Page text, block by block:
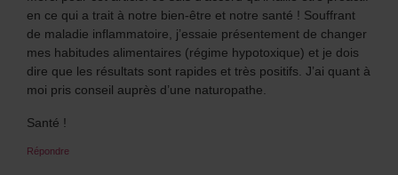
en ce qui a trait à notre bien-être et notre santé ! Souffrant
de maladie inflammatoire, j’essaie présentement de changer
mes habitudes alimentaires (régime hypotoxique) et je dois
dire que les résultats sont rapides et très positifs. J’ai quant à
moi pris conseil auprès d’une naturopathe.
Santé !
Répondre